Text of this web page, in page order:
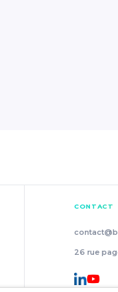
CONTACT
26 rue